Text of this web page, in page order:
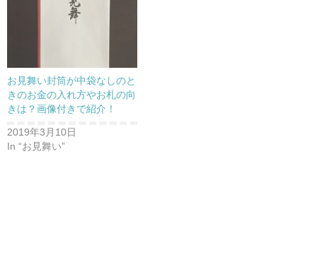
お見舞い封筒が中袋なしのと
きのお金の入れ方やお札の向
きは？画像付きで紹介！
2019年3月10日
In “お見舞い”